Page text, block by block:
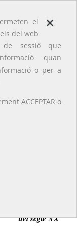
×
el
del web
sessió que
quan
o per a
ACCEPTAR o
del segle XX